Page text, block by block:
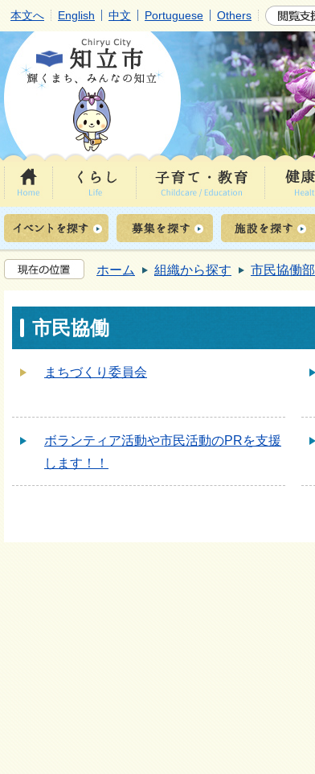
本文へ English 中文 Portuguese Others
ホーム 組織から探す 市民協働部
市民協働
まちづくり委員会
ボランティア活動や市民活動のPRを支援
します！！